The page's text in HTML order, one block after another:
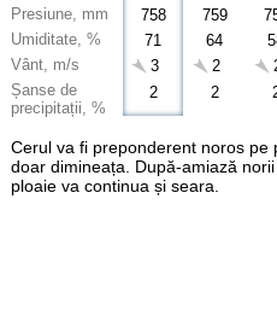
Presiune, mm
Umiditate, %
Vânt, m/s
Șanse de
precipitații, %
758
71
3
2
759
64
2
2
Cerul va fi preponderent noros pe
doar dimineața. După-amiază
ploaie va continua și seara.